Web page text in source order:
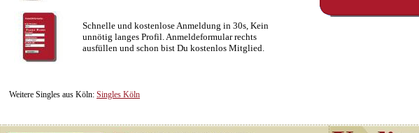
Schnelle und kostenlose Anmeldung in 30s, Kein
unnötig langes Profil. Anmeldeformular rechts
ausfüllen und schon bist Du kostenlos Mitglied.
Weitere Singles aus Köln: Singles Köln